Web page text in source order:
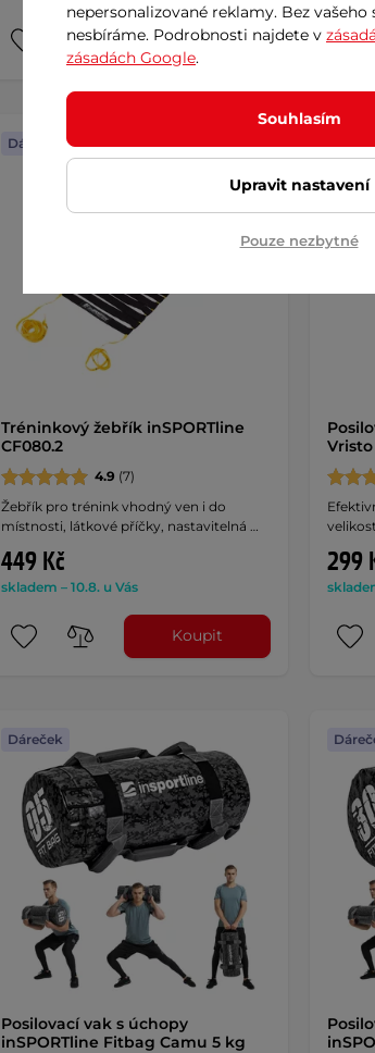
Koupit
Dáreček
Tréninkový žebřík inSPORTline
CF080.2
4.9 (7)
Žebřík pro trénink vhodný ven i do
místnosti, látkové příčky, nastavitelná …
449 Kč
skladem – 10.8. u Vás
Koupit
Vristo
299
Dáreček
Posilovací vak s úchopy
inSPORTline Fitbag Camu 5 kg
nepersonalizované reklamy. Bez vašeho
nesbíráme. Podrobnosti najdete v
zásadách Google.
Souhlasím
Upravit nastavení
Pouze nezbytné